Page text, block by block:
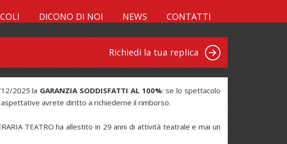
DICONO DI NOI NEWS CONTATTI
Richiedi la tua replica
2025 la GARANZIA SODDISFATTI AL 100%: se lo spettacolo
avrete diritto a richiederne il rimborso.
TEATRO ha allestito in 29 anni di attività teatrale e mai un